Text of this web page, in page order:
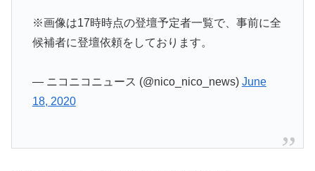
※画像は17時時点の登壇予定者一覧で、事前に全
候補者に登壇依頼をしております。
— ニコニコニュース (@nico_nico_news) June
18, 2020